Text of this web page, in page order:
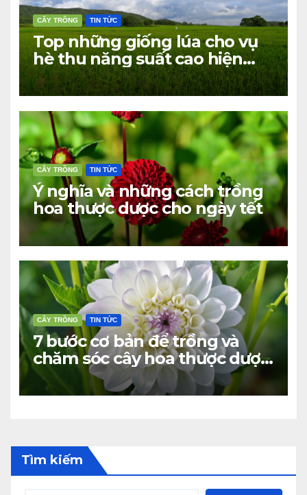
CÂY TRỒNG TIN TỨC
Top những giống lúa cho vụ
hè thu năng suất cao hiện
nay
CÂY TRỒNG TIN TỨC
Ý nghĩa và những cách trồng
hoa thược dược cho ngày tết
CÂY TRỒNG TIN TỨC
7 bước cơ bản để trồng và
chăm sóc cây hoa thược dược
ra bông đúng tết
Tìm kiếm